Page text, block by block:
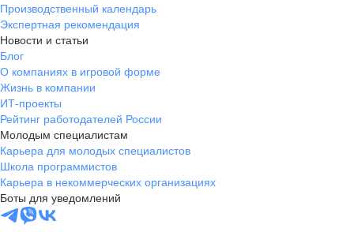
Производственный календарь
Экспертная рекомендация
Новости и статьи
Блог
О компаниях в игровой форме
Жизнь в компании
ИТ-проекты
Рейтинг работодателей России
Молодым специалистам
Карьера для молодых специалистов
Школа программистов
Карьера в некоммерческих организациях
Боты для уведомлений